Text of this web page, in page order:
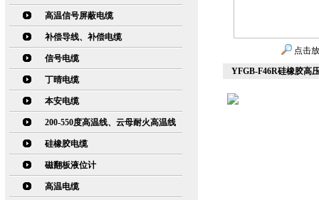
高温信号屏蔽电缆
补偿导线、补偿电缆
信号电缆
丁晴电缆
本安电缆
200-550度高温线、云母耐火高温线
硅橡胶电缆
磁翻板液位计
高温电缆
点击
YFGB-F46R硅橡胶高